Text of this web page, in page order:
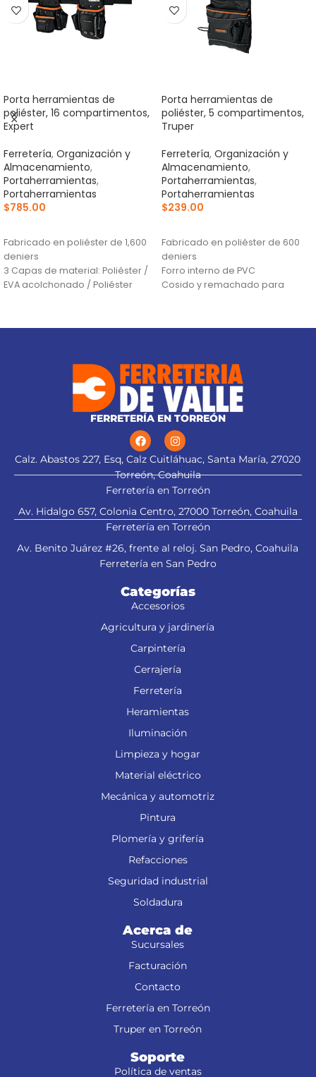
Porta herramientas de
poliéster, 16 compartimentos,
Expert
Ferretería, Organización y
Almacenamiento,
Portaherramientas,
Portaherramientas
$785.00
Fabricado en poliéster de 1,600
deniers
3 Capas de material: Poliéster /
EVA acolchonado / Poliéster
Porta herramientas de
poliéster, 5 compartimentos,
Truper
Ferretería, Organización y
Almacenamiento,
Portaherramientas,
Portaherramientas
$239.00
Fabricado en poliéster de 600
deniers
Forro interno de PVC
Cosido y remachado para
FERRETERÍA EN TORREÓN
Calz. Abastos 227, Esq, Calz Cuitláhuac, Santa María, 27020
Torreón, Coahuila
Ferretería en Torreón
Av. Hidalgo 657, Colonia Centro, 27000 Torreón, Coahuila
Ferretería en Torreón
Av. Benito Juárez #26, frente al reloj. San Pedro, Coahuila
Ferretería en San Pedro
Categorías
Accesorios
Agricultura y jardinería
Carpintería
Cerrajería
Ferretería
Heramientas
Iluminación
Limpieza y hogar
Material eléctrico
Mecánica y automotriz
Pintura
Plomería y grifería
Refacciones
Seguridad industrial
Soldadura
Acerca de
Sucursales
Facturación
Contacto
Ferretería en Torreón
Truper en Torreón
Soporte
Política de ventas